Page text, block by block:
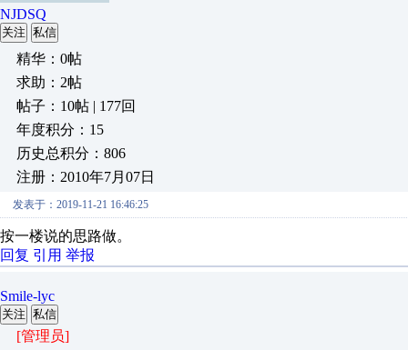
NJDSQ
关注 私信
精华：0帖
求助：2帖
帖子：10帖 | 177回
年度积分：15
历史总积分：806
注册：2010年7月07日
发表于：2019-11-21 16:46:25
按一楼说的思路做。
回复 引用 举报
Smile-lyc
关注 私信
[管理员]